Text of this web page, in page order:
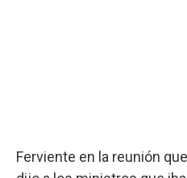
Ferviente en la reunión